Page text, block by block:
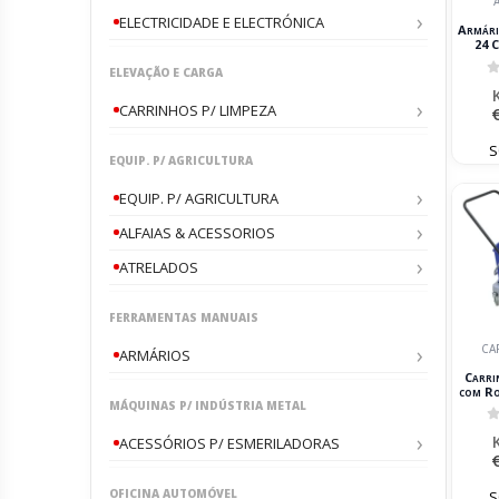
ELECTRICIDADE E ELECTRÓNICA
ELEVAÇÃO E CARGA
CARRINHOS P/ LIMPEZA
EQUIP. P/ AGRICULTURA
EQUIP. P/ AGRICULTURA
ALFAIAS & ACESSORIOS
ATRELADOS
FERRAMENTAS MANUAIS
ARMÁRIOS
MÁQUINAS P/ INDÚSTRIA METAL
ACESSÓRIOS P/ ESMERILADORAS
OFICINA AUTOMÓVEL
24
com